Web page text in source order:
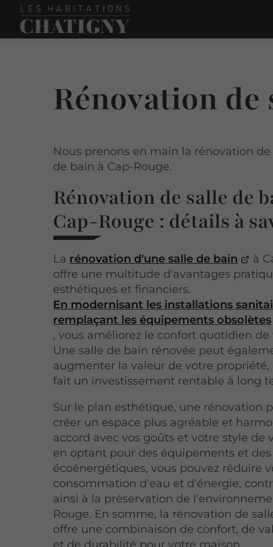
Rénovation de
Nous prenons en main la rénovation
de bain à Cap-Rouge.
Rénovation de salle de
Cap-Rouge : détails à
La rénovation d'une salle de bain
à
offre une multitude d'avantages
esthétiques et financiers.
En modernisant les installations
remplaçant les équipements obsolètes
, vous améliorez le confort quotidien de
Une salle de bain rénovée peut
augmenter la valeur de votre propriété,
fait un investissement rentable à long
Sur le plan esthétique, une rénovation
créer un espace plus agréable et
accord avec vos goûts et votre style de
en optant pour des équipements et
écoénergétiques, vous pouvez réduire
consommation d'eau et d'énergie,
ainsi à la préservation de
Rouge. En somme, la rénovation de
offre une combinaison de confort, de